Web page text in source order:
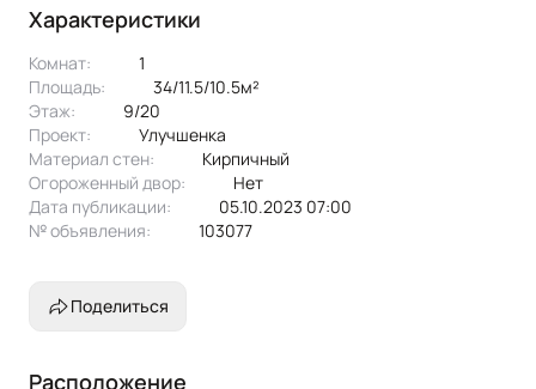
Характеристики
Комнат:
1
Площадь:
34/11.5/10.5м²
Этаж:
9/20
Проект:
улучшенка
Материал стен:
Кирпичный
Огороженный двор:
Нет
Дата публикации:
05.10.2023 07:00
№ объявления:
103077
Поделиться
Расположение